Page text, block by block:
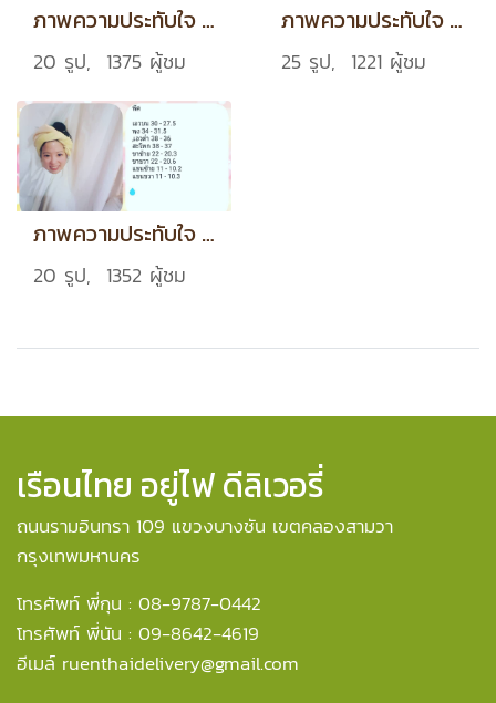
ภาพความประทับใจ (1)
20 รูป, 1375 ผู้ชม
ภาพความประทับใจ (2)
25 รูป, 1221 ผู้ชม
ภาพความประทับใจ (3)
20 รูป, 1352 ผู้ชม
เรือนไทย อยู่ไฟ ดีลิเวอรี่
ถนนรามอินทรา 109 แขวงบางชัน เขตคลองสามวา
กรุงเทพมหานคร
โทรศัพท์ พี่กุน : 08-9787-0442
โทรศัพท์ พี่นัน : 09-8642-4619
อีเมล์ ruenthaidelivery@gmail.com